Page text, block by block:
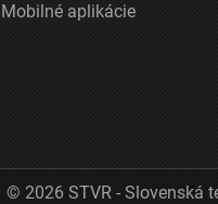
Mobilné aplikácie
© 2026 STVR - Slovenská